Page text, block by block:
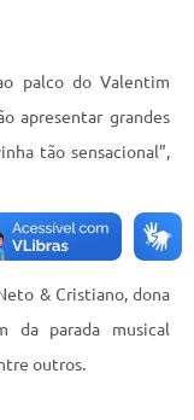
palco do Valentim
apresentar grandes
tão sensacional”,
& Cristiano, dona
da parada musical
outros.